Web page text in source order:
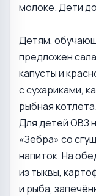
молоке. Дети
Детям,
предложен
капусты и
с сухариками,
рыбная котлета.
Для детей ОВЗ
«Зебра» со
напиток. На
из тыквы,
и рыба,